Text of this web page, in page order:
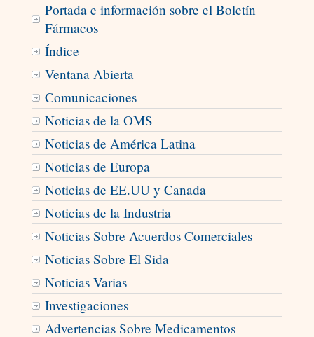
Portada e información sobre el Boletín
Fármacos
Índice
Ventana Abierta
Comunicaciones
Noticias de la OMS
Noticias de América Latina
Noticias de Europa
Noticias de EE.UU y Canada
Noticias de la Industria
Noticias Sobre Acuerdos Comerciales
Noticias Sobre El Sida
Noticias Varias
Investigaciones
Advertencias Sobre Medicamentos